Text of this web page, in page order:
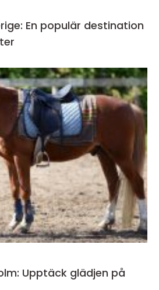
En populär destination
Upptäck glädjen på